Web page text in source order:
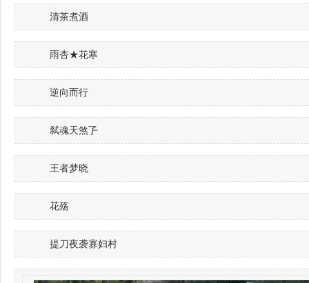
清茶煮酒
雨杏★花寒
逆向而行
弑魂天煞孒
王者梦晓
花殇
提刀夜袭寡妇村